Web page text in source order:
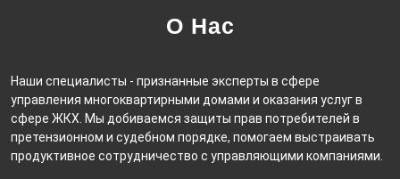
О Нас
Наши специалисты - признанные эксперты в сфере
управления многоквартирными домами и оказания услуг в
сфере ЖКХ. Мы добиваемся защиты прав потребителей в
претензионном и судебном порядке, помогаем выстраивать
продуктивное сотрудничество с управляющими компаниями.